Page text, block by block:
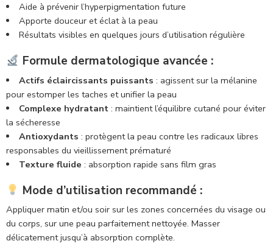
Aide à prévenir l’hyperpigmentation future
Apporte douceur et éclat à la peau
Résultats visibles en quelques jours d’utilisation régulière
Formule dermatologique avancée :
Actifs éclaircissants puissants : agissent sur la mélanine
pour estomper les taches et unifier la peau
Complexe hydratant: maintient l’équilibre cutané pour éviter
la sécheresse
Antioxydants : protègent la peau contre les radicaux libres
responsables du vieillissement prématuré
Texture fluide : absorption rapide sans film gras
Mode d’utilisation recommandé :
Appliquer matin et/ou soir sur les zones concernées du visage ou
du corps, sur une peau parfaitement nettoyée. Masser
délicatement jusqu’à absorption complète.